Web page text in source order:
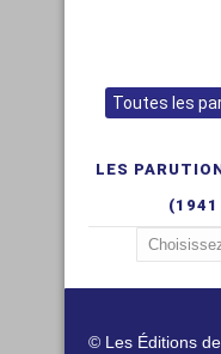
Toutes les
LES
(1941
© Les Éditions